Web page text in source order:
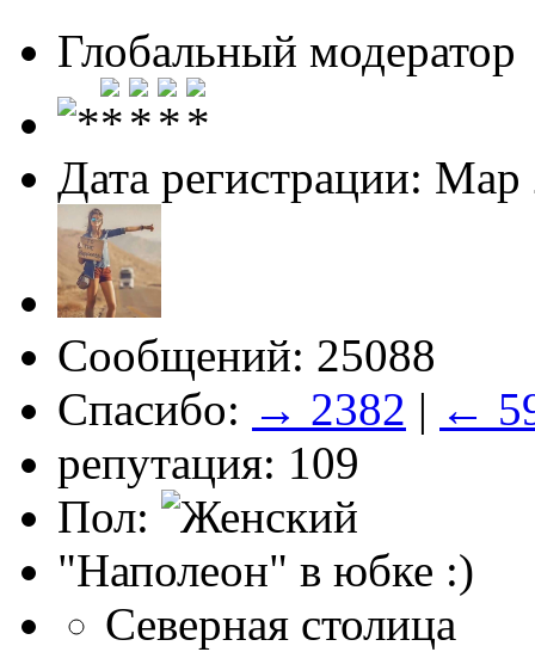
Глобальный модератор
Дата регистрации: Мар
Сообщений: 25088
Спасибо: → 2382 | ←
репутация: 109
Пол:
"Наполеон" в юбке :)
Северная столица